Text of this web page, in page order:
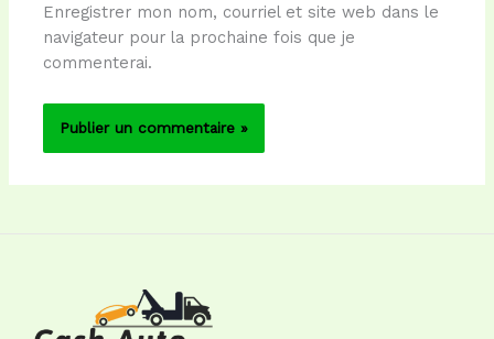
Enregistrer mon nom, courriel et site web dans le
navigateur pour la prochaine fois que je
commenterai.